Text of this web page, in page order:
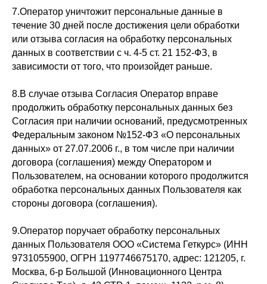
7.Оператор уничтожит персональные данные в
течение 30 дней после достижения цели обработки
или отзыва согласия на обработку персональных
данных в соответствии с ч. 4-5 ст. 21 152-ФЗ, в
зависимости от того, что произойдет раньше.
8.В случае отзыва Согласия Оператор вправе
продолжить обработку персональных данных без
Согласия при наличии оснований, предусмотренных
Федеральным законом №152-ФЗ «О персональных
данных» от 27.07.2006 г., в том числе при наличии
договора (соглашения) между Оператором и
Пользователем, на основании которого продолжится
обработка персональных данных Пользователя как
стороны договора (соглашения).
9.Оператор поручает обработку персональных
данных Пользователя ООО «Система Геткурс» (ИНН
9731055900, ОГРН 1197746675170, адрес: 121205, г.
Москва, б-р Большой (Инновационного Центра